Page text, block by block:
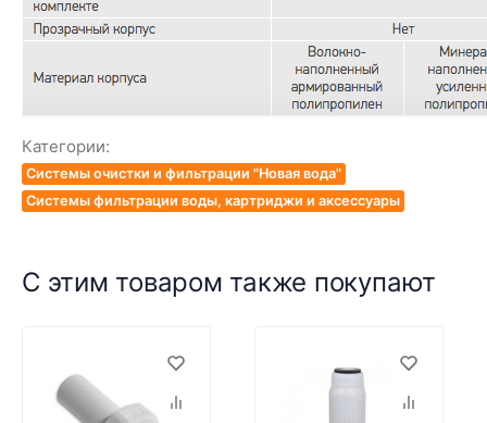
Категории:
Системы очистки и фильтрации "Новая вода"
Системы фильтрации воды, картриджи и аксессуары
С этим товаром также покупают